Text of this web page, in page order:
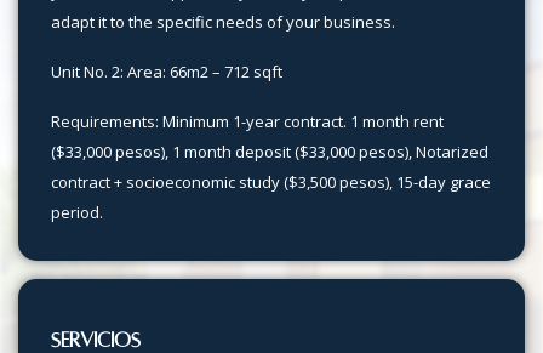
adapt it to the specific needs of your business.
Unit No. 2: Area: 66m2 – 712 sqft
Requirements: Minimum 1-year contract. 1 month rent
($33,000 pesos), 1 month deposit ($33,000 pesos), Notarized
contract + socioeconomic study ($3,500 pesos), 15-day grace
period.
SERVICIOS